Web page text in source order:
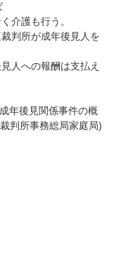
介護も行う。
判所が成年後見人を
人への報酬は支払え
年後見関係事件の概
判所事務総局家庭局)